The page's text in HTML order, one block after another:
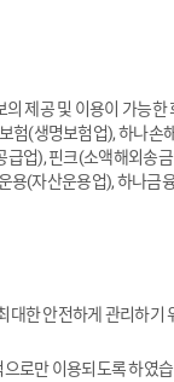
제공 및 이용이 가능
험(생명보험업), 하나
급업), 핀크(소액해외
용(자산운용업), 하나금
한 안전하게 관리하
로만 이용되도록 하였